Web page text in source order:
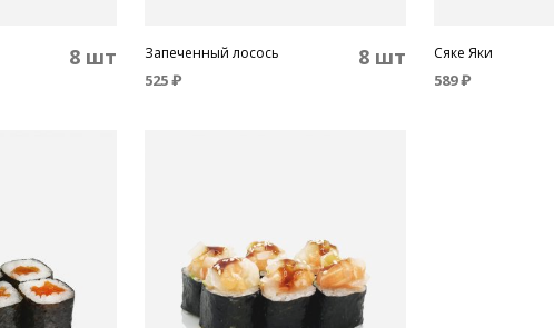
8 шт Запеченный лосось 8 шт
525₽
Сяке Яки
589₽